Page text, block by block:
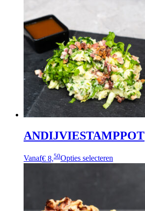
ANDIJVIESTAMPPOT
Vanaf€ 8,50Opties selecteren